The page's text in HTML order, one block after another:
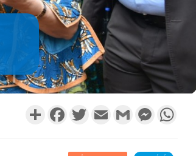
PartagerFacebookTwitterEmail Gmail Messenger